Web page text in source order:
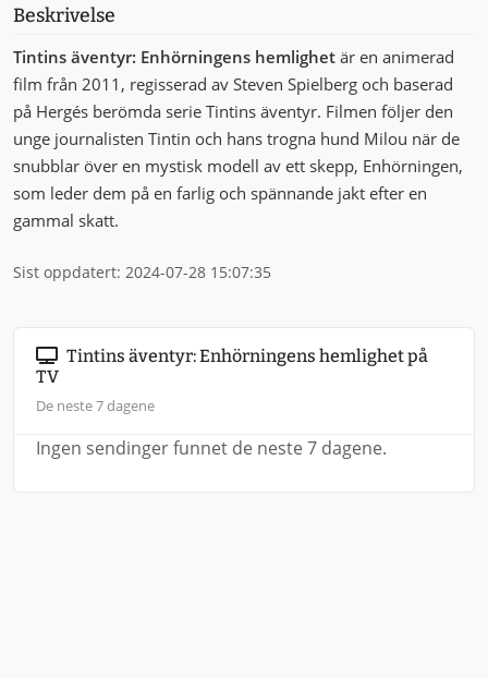
Beskrivelse
Tintins äventyr: Enhörningens hemlighet är en animerad
film från 2011, regisserad av Steven Spielberg och baserad
på Hergés berömda serie Tintins äventyr. Filmen följer den
unge journalisten Tintin och hans trogna hund Milou när de
snubblar över en mystisk modell av ett skepp, Enhörningen,
som leder dem på en farlig och spännande jakt efter en
gammal skatt.
Sist oppdatert: 2024-07-28 15:07:35
Tintins äventyr: Enhörningens hemlighet på
TV
De neste 7 dagene
Ingen sendinger funnet de neste 7 dagene.